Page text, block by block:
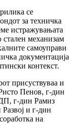
се
за техничка
истражувањата
стален механизам
самоуправи
документација
контекст.
присуствуваа и
Пенов, г-дин
г-дин Рамиз
и г-дин
на